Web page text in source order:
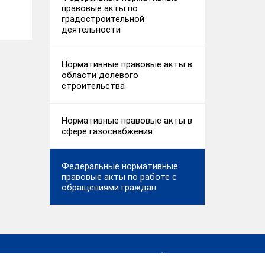
правовые акты по
градостроительной
деятельности
Нормативные правовые акты в
области долевого
строительства
Нормативные правовые акты в
сфере газоснабжения
Федеральные нормативные
правовые акты по работе с
обращениями граждан